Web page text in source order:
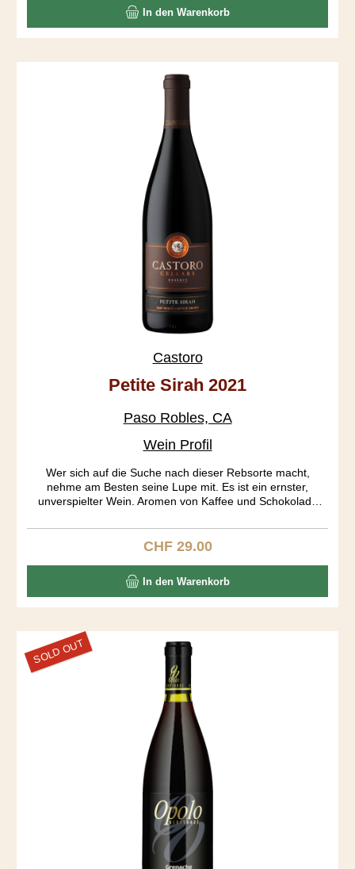
In den Warenkorb
Castoro
Petite Sirah 2021
Paso Robles, CA
Wein Profil
Wer sich auf die Suche nach dieser Rebsorte macht,
nehme am Besten seine Lupe mit. Es ist ein ernster,
unverspielter Wein. Aromen von Kaffee und Schokolade
diesen Ausnahmewein.
Regulärer Preis:
CHF 29.00
In den Warenkorb
SOLD OUT